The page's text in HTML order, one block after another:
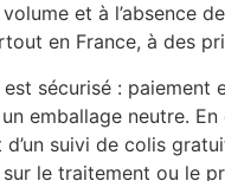
et à l’absence
en France, à des
est sécurisé :
emballage neutre.
suivi de colis
le traitement ou le